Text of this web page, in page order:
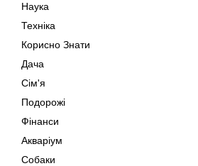
Наука
Техніка
Корисно Знати
Дача
Сім'я
Подорожі
Фінанси
Акваріум
Собаки